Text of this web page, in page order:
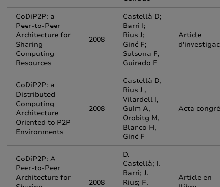
CoDiP2P: a
Peer-to-Peer
Architecture for
Sharing
Computing
Resources
2008
Castellà D;
Barri I;
Rius J;
Giné F;
Solsona F;
Guirado F
Article
CoDiP2P: a
Distributed
Computing
Architecture
Oriented to P2P
Environments
2008
Castellà D,
Rius J ,
Vilardell I,
Guim A,
Orobitg M,
Blanco H,
Giné F
Acta
CoDiP2P: A
Peer-to-Peer
Architecture for
2008
D.
Castellà; I.
Barri; J.
Rius; F.
Article en